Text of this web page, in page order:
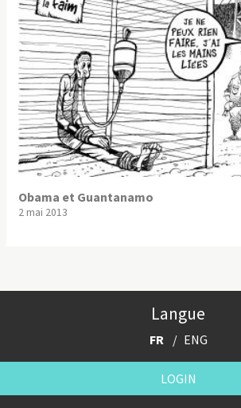
Obama et Guantanamo
2 mai 2013
Langue
FR ENG
LOGIN